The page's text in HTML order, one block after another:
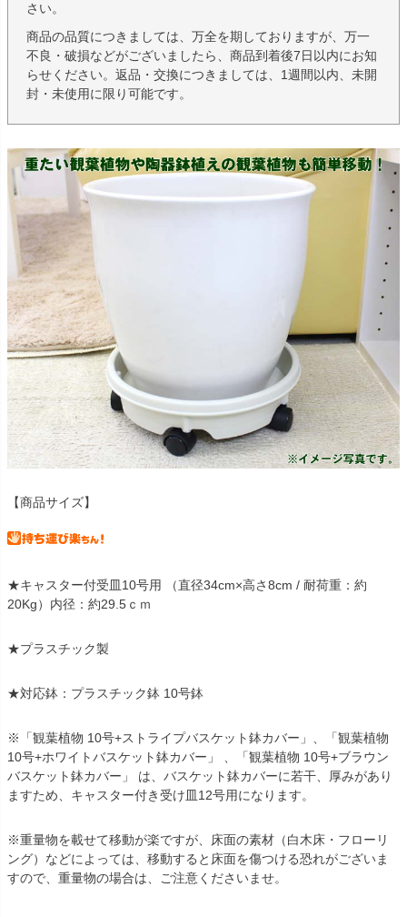
さい。
商品の品質につきましては、万全を期しておりますが、万一
不良・破損などがございましたら、商品到着後7日以内にお知
らせください。返品・交換につきましては、1週間以内、未開
封・未使用に限り可能です。
【商品サイズ】
★キャスター付受皿10号用 （直径34cm×高さ8cm / 耐荷重：約
20Kg）内径：約29.5ｃｍ
★プラスチック製
★対応鉢：プラスチック鉢 10号鉢
※「観葉植物 10号+ストライプバスケット鉢カバー」、「観葉植物
10号+ホワイトバスケット鉢カバー」 、「観葉植物 10号+ブラウン
バスケット鉢カバー」 は、バスケット鉢カバーに若干、厚みがあり
ますため、キャスター付き受け皿12号用になります。
※重量物を載せて移動が楽ですが、床面の素材（白木床・フローリ
ング）などによっては、移動すると床面を傷つける恐れがございま
すので、重量物の場合は、ご注意くださいませ。